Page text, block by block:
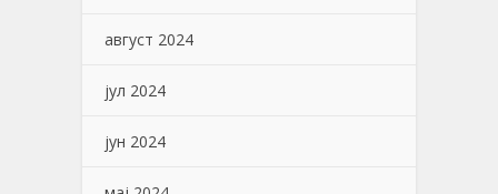
август 2024
јул 2024
јун 2024